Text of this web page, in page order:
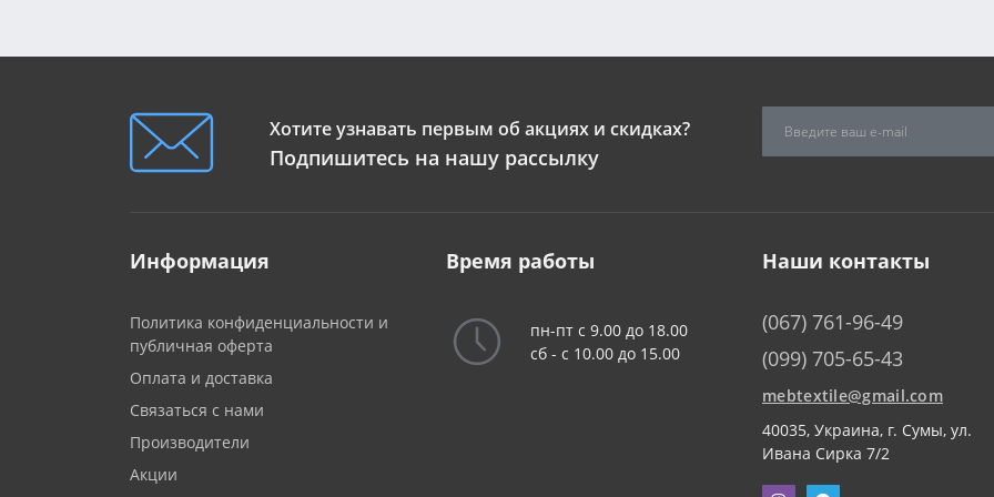
Хотите узнавать первым об акциях и скидках?
Подпишитесь на нашу рассылку
Информация
Политика конфиденциальности и
публичная оферта
Оплата и доставка
Связаться с нами
Производители
Акции
Время работы
пн-пт с 9.00 до 18.00
сб - c 10.00 до 15.00
Наши контакты
(067) 761-96-49
(099) 705-65-43
mebtextile@gmail.com
40035, Украина, г. Сумы, ул.
Ивана Сирка 7/2